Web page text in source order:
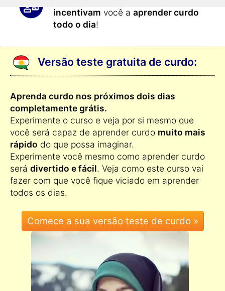
incentivam você a aprender curdo
todo o dia!
Versão teste gratuita de curdo:
Aprenda curdo nos próximos dois dias
completamente grátis.
Experimente o curso e veja por si mesmo que
você será capaz de aprender curdo muito mais
rápido do que possa imaginar.
Experimente você mesmo como aprender curdo
será divertido e fácil. Veja como este curso vai
fazer com que você fique viciado em aprender
todos os dias.